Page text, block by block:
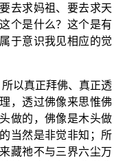
去求妈祖、要去求天
个是什么？这个是有
于意识我见相应的觉
以真正拜佛、真正透
，透过佛像来思惟佛
做的，佛像是木头做
当然是非觉非知；所
藏祂不与三界六尘万